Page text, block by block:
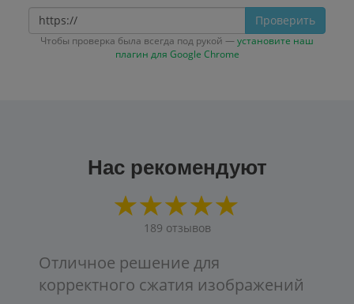
Проверить
Чтобы проверка была всегда под рукой —установите наш
плагин для Google Chrome
Нас рекомендуют
189 отзывов
Отличное решение для
корректного сжатия изображений